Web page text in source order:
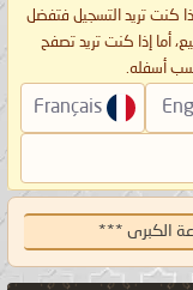
إذا كنت تريد التسجيل فتفضل
أما إذا كنت تريد تصفح
أسفله.
Français
الكبرى ***